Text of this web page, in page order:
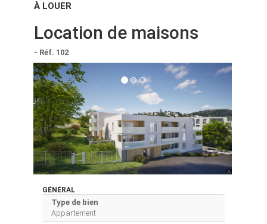
À LOUER
Location de maisons
- Réf. 102
GÉNÉRAL
Type de bien
Appartement